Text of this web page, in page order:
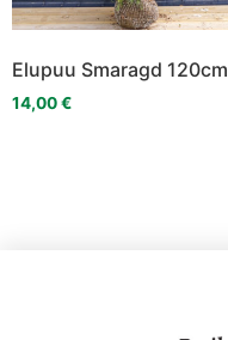
Elupuu Smaragd 120cm
14,00€